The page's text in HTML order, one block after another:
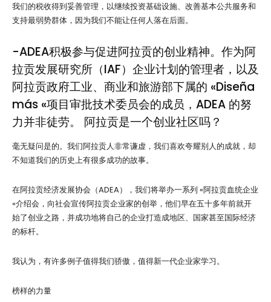
我们的税收得到妥善管理，以继续投资基础设施、改善基本公共服务和
支持最弱势群体，因为我们不能让任何人落在后面。
-ADEA积极参与促进阿拉贡的创业精神。作为阿
拉贡发展研究所（IAF）企业计划的管理者，以及
阿拉贡政府工业、商业和旅游部下属的 «Diseña
más «项目审批技术委员会的成员，ADEA 的努
力并非徒劳。 阿拉贡是一个创业社区吗？
毫无疑问是的。我们阿拉贡人非常谦虚，我们喜欢夸耀别人的成就，却
不知道我们的历史上有很多成功的故事。
在阿拉贡经济发展协会（ADEA），我们将举办一系列 «阿拉贡血统企业
«介绍会，向社会宣传阿拉贡企业家的创举，他们早在五十多年前就开
始了创业之路，并成功地将自己的企业打造成地区、国家甚至国际经济
的标杆。
我认为，有许多例子值得我们骄傲，值得新一代企业家学习。
榜样的力量